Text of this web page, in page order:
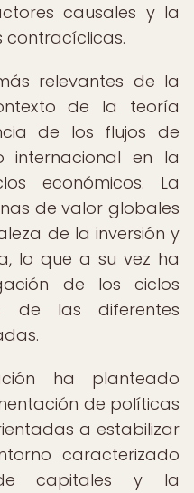
causales y la
contracíclicas.
relevantes de la
de la teoría
de los flujos de
en la
económicos. La
de valor globales
de la inversión y
lo que a su vez ha
de los ciclos
de las diferentes
ha planteado
de políticas
a estabilizar
caracterizado
capitales y la